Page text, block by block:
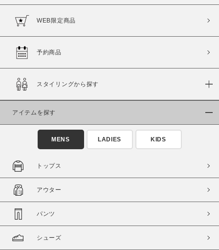
商品タイプ
通常商品
セール価格 WEB限定
在庫
在庫あり
WEB限定商品
予約商品
スタイリングから探す
アイテムを探す
MENS LADIES KIDS
トップス
アウター
パンツ
シューズ